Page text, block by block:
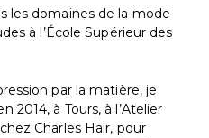
les domaines de la mode
à l’École Supérieur des
par la matière, je
2014, à Tours, à l’Atelier
Charles Hair, pour